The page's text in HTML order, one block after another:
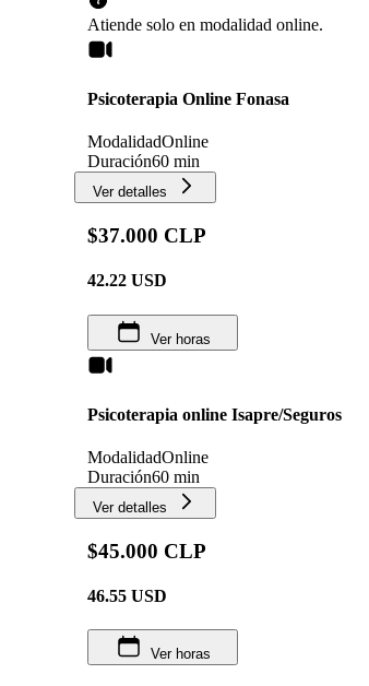
Atiende solo en modalidad online.
Psicoterapia Online Fonasa
ModalidadOnline
Duración60 min
Ver detalles
$37.000 CLP
42.22 USD
Ver horas
Psicoterapia online Isapre/Seguros
ModalidadOnline
Duración60 min
Ver detalles
$45.000 CLP
46.55 USD
Ver horas